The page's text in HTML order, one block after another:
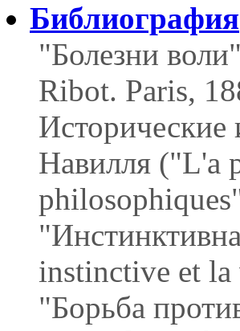
Библиография
"Болезни
Ribot. Paris,
Навилля ("L'а
instinctive et
"Борьба